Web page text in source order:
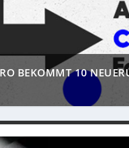
BEKOMMT 10